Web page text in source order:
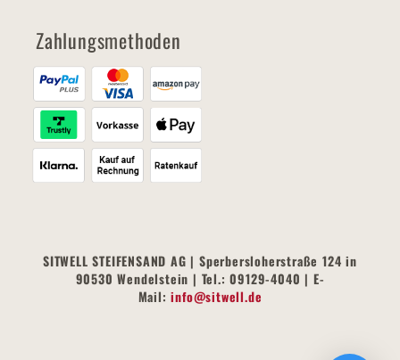
Zahlungsmethoden
SITWELL STEIFENSAND AG | Sperbersloherstraße 124 in
90530 Wendelstein | Tel.: 09129-4040 | E-
Mail:info@sitwell.de